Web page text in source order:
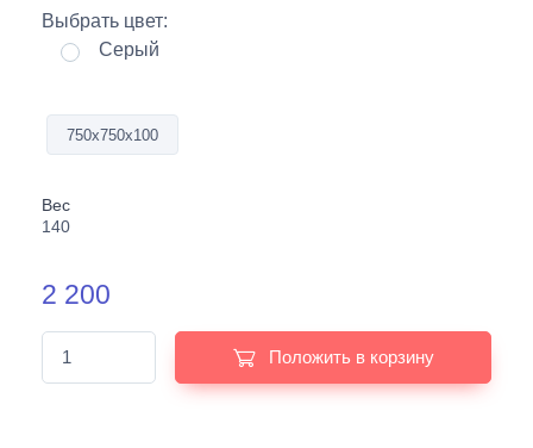
Выбрать цвет:
Серый
750х750х100
Вес
140
2 200
Положить в корзину